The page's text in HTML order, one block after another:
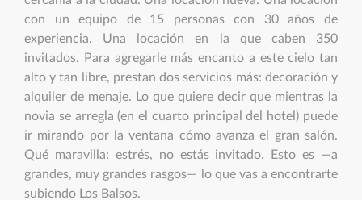
con un equipo de 15 personas con 30 años de
experiencia. Una locación en la que caben 350
invitados. Para agregarle más encanto a este cielo tan
alto y tan libre, prestan dos servicios más: decoración y
alquiler de menaje. Lo que quiere decir que mientras la
novia se arregla (en el cuarto principal del hotel) puede
ir mirando por la ventana cómo avanza el gran salón.
Qué maravilla: estrés, no estás invitado. Esto es —a
grandes, muy grandes rasgos— lo que vas a encontrarte
subiendo Los Balsos.